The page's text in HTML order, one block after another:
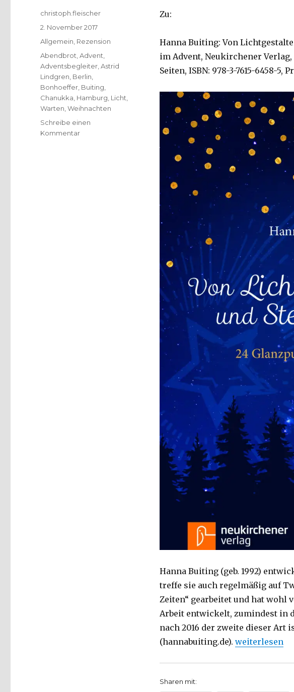
Zu:
Hanna Buiting: Von
im Advent, Neukirchener Verlag,
Seiten, ISBN: 978-3-7615-6458-5,
Hanna Buiting (geb. 1992)
treffe sie auch regelmäßig auf
Zeiten“ gearbeitet und hat wohl
Arbeit entwickelt, zumindest in
nach 2016 der zweite dieser Art
(hannabuiting.de). weiterlesen
Sharen mit:
Autor
christoph.fleischer
Veröffentlicht
am
2. November 2017
Kategorien
Allgemein Rezension
Schlagwörter
Abendbrot ,Advent
Adventsbegleiter ,Astrid
Lindgren Berlin
Bonhoeffer Buiting
Chanukka Hamburg Licht
Warten ,Weihnachten
Schreibe einen
Kommentarzu